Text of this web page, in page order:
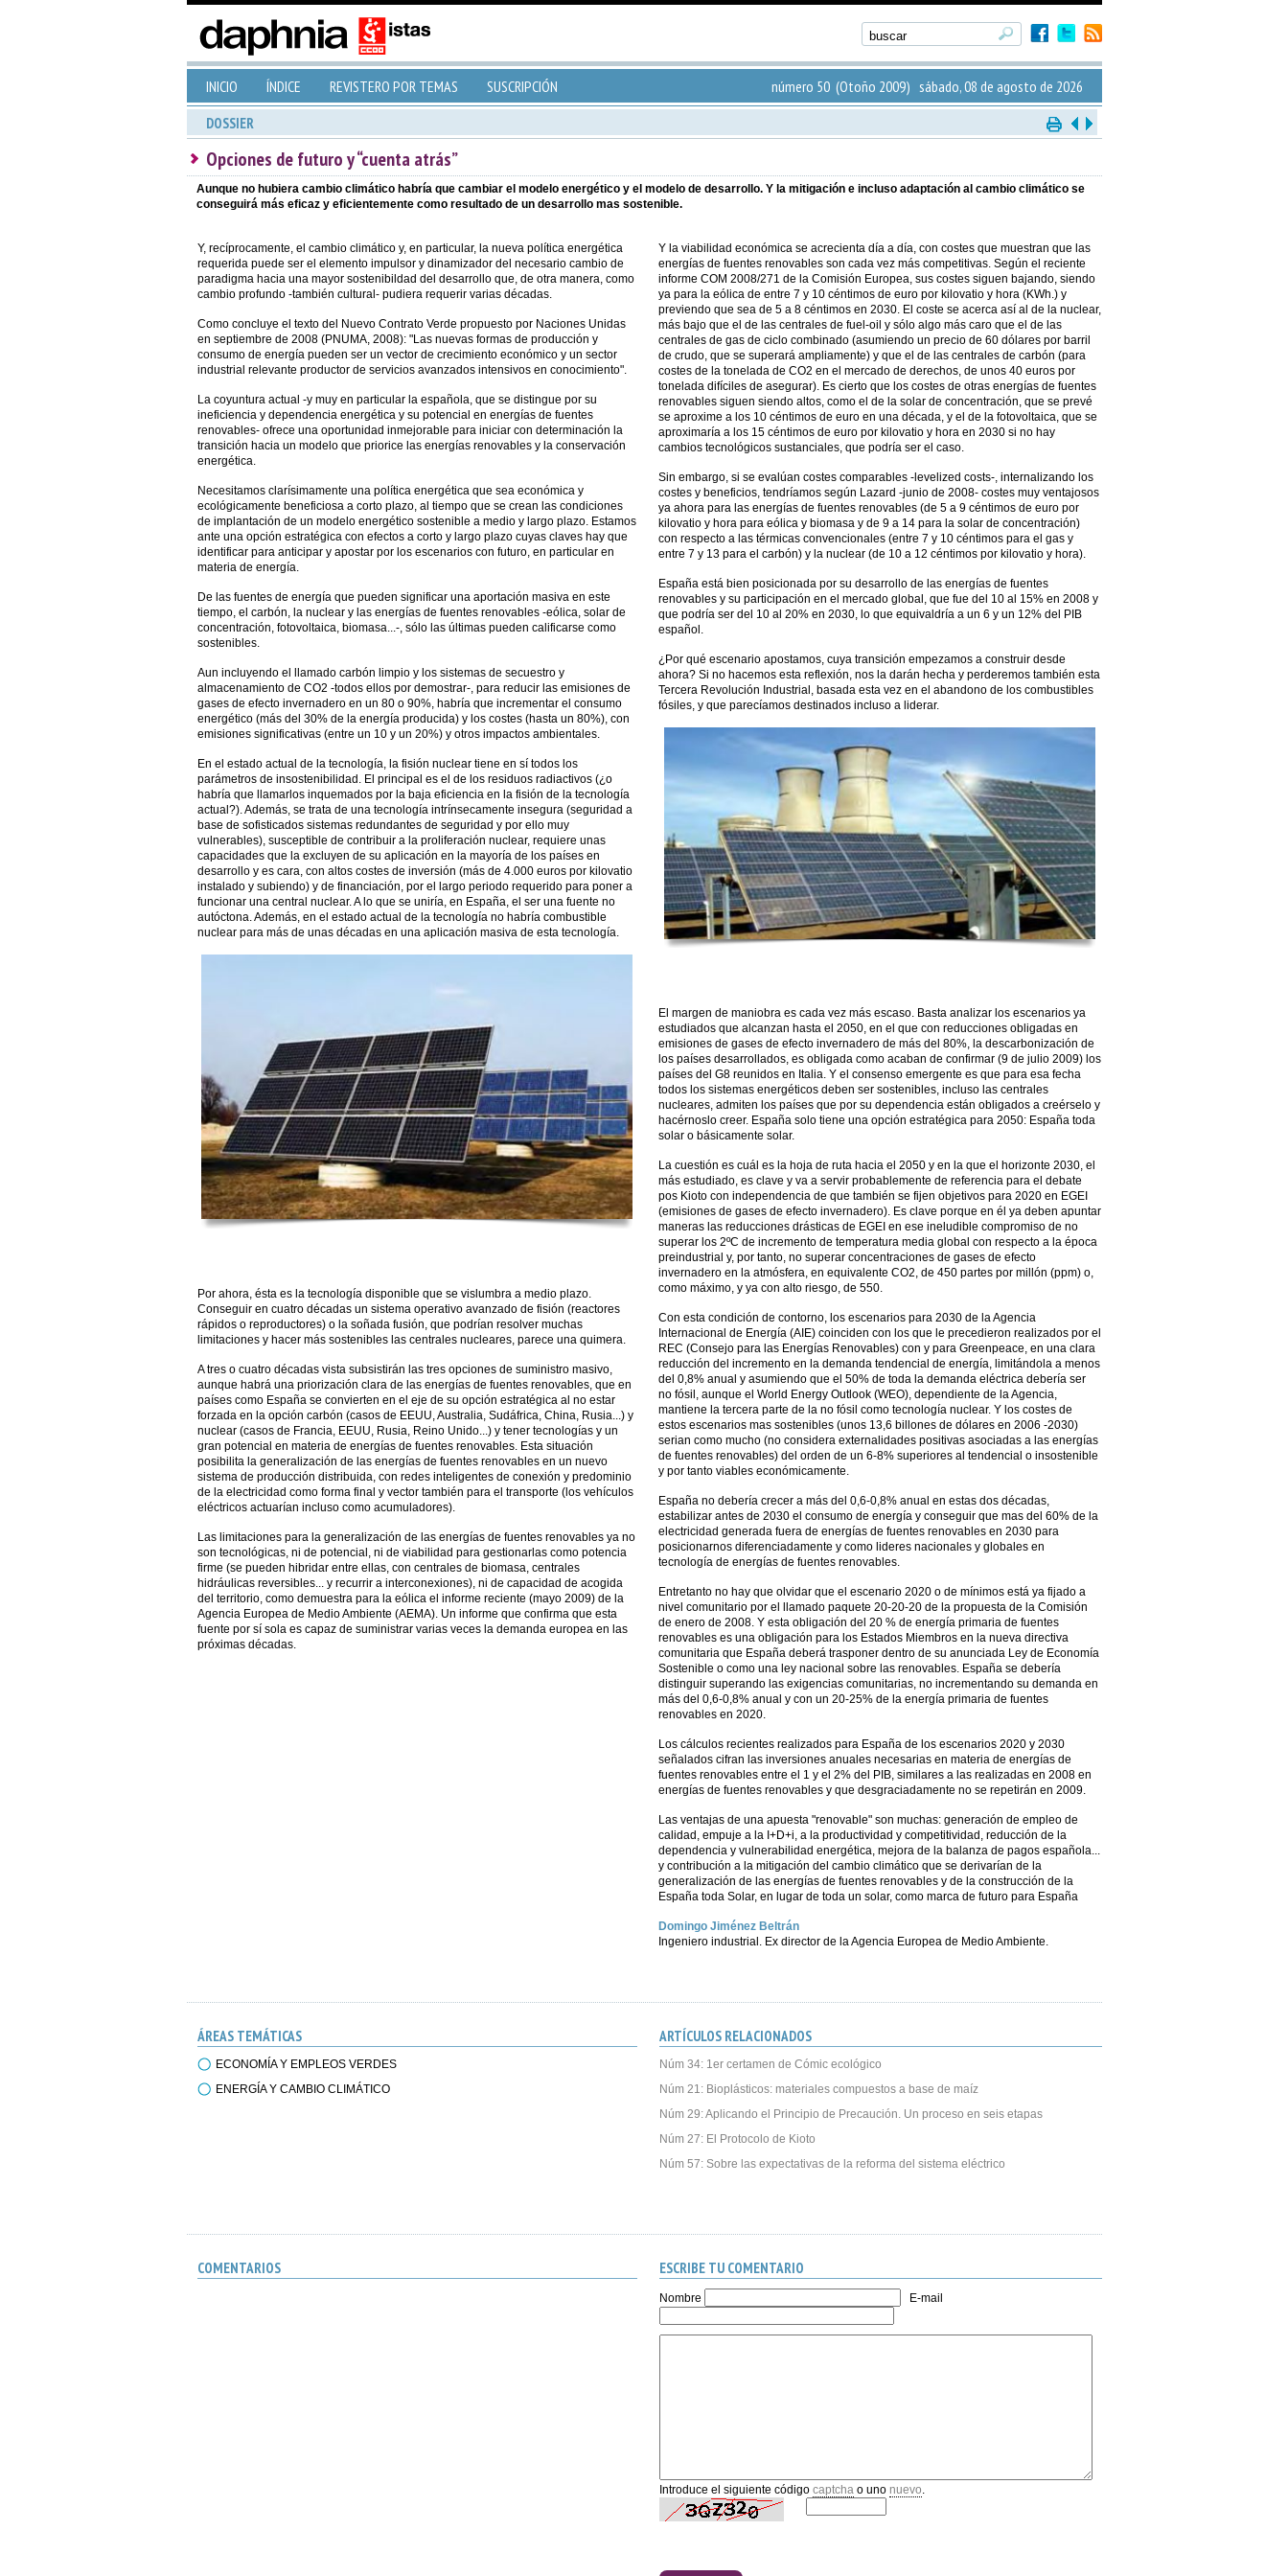
INICIO ÍNDICE REVISTERO POR TEMAS SUSCRIPCIÓN número 50 (Otoño 2009) sábado, 08 de agosto de 2026
DOSSIER
Opciones de futuro y “cuenta atrás”
Aunque no hubiera cambio climático habría que cambiar el modelo energético y el modelo de desarrollo. Y la mitigación e incluso adaptación al cambio climático se
conseguirá más eficaz y eficientemente como resultado de un desarrollo mas sostenible.
Y, recíprocamente, el cambio climático y, en particular, la nueva política energética
requerida puede ser el elemento impulsor y dinamizador del necesario cambio de
paradigma hacia una mayor sostenibildad del desarrollo que, de otra manera, como
cambio profundo -también cultural- pudiera requerir varias décadas.
Como concluye el texto del Nuevo Contrato Verde propuesto por Naciones Unidas
en septiembre de 2008 (PNUMA, 2008): "Las nuevas formas de producción y
consumo de energía pueden ser un vector de crecimiento económico y un sector
industrial relevante productor de servicios avanzados intensivos en conocimiento".
La coyuntura actual -y muy en particular la española, que se distingue por su
ineficiencia y dependencia energética y su potencial en energías de fuentes
renovables- ofrece una oportunidad inmejorable para iniciar con determinación la
transición hacia un modelo que priorice las energías renovables y la conservación
energética.
Necesitamos clarísimamente una política energética que sea económica y
ecológicamente beneficiosa a corto plazo, al tiempo que se crean las condiciones
de implantación de un modelo energético sostenible a medio y largo plazo. Estamos
ante una opción estratégica con efectos a corto y largo plazo cuyas claves hay que
identificar para anticipar y apostar por los escenarios con futuro, en particular en
materia de energía.
De las fuentes de energía que pueden significar una aportación masiva en este
tiempo, el carbón, la nuclear y las energías de fuentes renovables -eólica, solar de
concentración, fotovoltaica, biomasa...-, sólo las últimas pueden calificarse como
sostenibles.
Aun incluyendo el llamado carbón limpio y los sistemas de secuestro y
almacenamiento de CO2 -todos ellos por demostrar-, para reducir las emisiones de
gases de efecto invernadero en un 80 o 90%, habría que incrementar el consumo
energético (más del 30% de la energía producida) y los costes (hasta un 80%), con
emisiones significativas (entre un 10 y un 20%) y otros impactos ambientales.
En el estado actual de la tecnología, la fisión nuclear tiene en sí todos los
parámetros de insostenibilidad. El principal es el de los residuos radiactivos (¿o
habría que llamarlos inquemados por la baja eficiencia en la fisión de la tecnología
actual?). Además, se trata de una tecnología intrínsecamente insegura (seguridad a
base de sofisticados sistemas redundantes de seguridad y por ello muy
vulnerables), susceptible de contribuir a la proliferación nuclear, requiere unas
capacidades que la excluyen de su aplicación en la mayoría de los países en
desarrollo y es cara, con altos costes de inversión (más de 4.000 euros por kilovatio
instalado y subiendo) y de financiación, por el largo periodo requerido para poner a
funcionar una central nuclear. A lo que se uniría, en España, el ser una fuente no
autóctona. Además, en el estado actual de la tecnología no habría combustible
nuclear para más de unas décadas en una aplicación masiva de esta tecnología.
Por ahora, ésta es la tecnología disponible que se vislumbra a medio plazo.
Conseguir en cuatro décadas un sistema operativo avanzado de fisión (reactores
rápidos o reproductores) o la soñada fusión, que podrían resolver muchas
limitaciones y hacer más sostenibles las centrales nucleares, parece una quimera.
A tres o cuatro décadas vista subsistirán las tres opciones de suministro masivo,
aunque habrá una priorización clara de las energías de fuentes renovables, que en
países como España se convierten en el eje de su opción estratégica al no estar
forzada en la opción carbón (casos de EEUU, Australia, Sudáfrica, China, Rusia...) y
nuclear (casos de Francia, EEUU, Rusia, Reino Unido...) y tener tecnologías y un
gran potencial en materia de energías de fuentes renovables. Esta situación
posibilita la generalización de las energías de fuentes renovables en un nuevo
sistema de producción distribuida, con redes inteligentes de conexión y predominio
de la electricidad como forma final y vector también para el transporte (los vehículos
eléctricos actuarían incluso como acumuladores).
Las limitaciones para la generalización de las energías de fuentes renovables ya no
son tecnológicas, ni de potencial, ni de viabilidad para gestionarlas como potencia
firme (se pueden hibridar entre ellas, con centrales de biomasa, centrales
hidráulicas reversibles... y recurrir a interconexiones), ni de capacidad de acogida
del territorio, como demuestra para la eólica el informe reciente (mayo 2009) de la
Agencia Europea de Medio Ambiente (AEMA). Un informe que confirma que esta
fuente por sí sola es capaz de suministrar varias veces la demanda europea en las
próximas décadas.
Y la viabilidad económica se acrecienta día a día, con costes que muestran que las
energías de fuentes renovables son cada vez más competitivas. Según el reciente
informe COM 2008/271 de la Comisión Europea, sus costes siguen bajando, siendo
ya para la eólica de entre 7 y 10 céntimos de euro por kilovatio y hora (KWh.) y
previendo que sea de 5 a 8 céntimos en 2030. El coste se acerca así al de la nuclear,
más bajo que el de las centrales de fuel-oil y sólo algo más caro que el de las
centrales de gas de ciclo combinado (asumiendo un precio de 60 dólares por barril
de crudo, que se superará ampliamente) y que el de las centrales de carbón (para
costes de la tonelada de CO2 en el mercado de derechos, de unos 40 euros por
tonelada difíciles de asegurar). Es cierto que los costes de otras energías de fuentes
renovables siguen siendo altos, como el de la solar de concentración, que se prevé
se aproxime a los 10 céntimos de euro en una década, y el de la fotovoltaica, que se
aproximaría a los 15 céntimos de euro por kilovatio y hora en 2030 si no hay
cambios tecnológicos sustanciales, que podría ser el caso.
Sin embargo, si se evalúan costes comparables -levelized costs-, internalizando los
costes y beneficios, tendríamos según Lazard -junio de 2008- costes muy ventajosos
ya ahora para las energías de fuentes renovables (de 5 a 9 céntimos de euro por
kilovatio y hora para eólica y biomasa y de 9 a 14 para la solar de concentración)
con respecto a las térmicas convencionales (entre 7 y 10 céntimos para el gas y
entre 7 y 13 para el carbón) y la nuclear (de 10 a 12 céntimos por kilovatio y hora).
España está bien posicionada por su desarrollo de las energías de fuentes
renovables y su participación en el mercado global, que fue del 10 al 15% en 2008 y
que podría ser del 10 al 20% en 2030, lo que equivaldría a un 6 y un 12% del PIB
español.
¿Por qué escenario apostamos, cuya transición empezamos a construir desde
ahora? Si no hacemos esta reflexión, nos la darán hecha y perderemos también esta
Tercera Revolución Industrial, basada esta vez en el abandono de los combustibles
fósiles, y que parecíamos destinados incluso a liderar.
El margen de maniobra es cada vez más escaso. Basta analizar los escenarios ya
estudiados que alcanzan hasta el 2050, en el que con reducciones obligadas en
emisiones de gases de efecto invernadero de más del 80%, la descarbonización de
los países desarrollados, es obligada como acaban de confirmar (9 de julio 2009) los
países del G8 reunidos en Italia. Y el consenso emergente es que para esa fecha
todos los sistemas energéticos deben ser sostenibles, incluso las centrales
nucleares, admiten los países que por su dependencia están obligados a creérselo y
hacérnoslo creer. España solo tiene una opción estratégica para 2050: España toda
solar o básicamente solar.
La cuestión es cuál es la hoja de ruta hacia el 2050 y en la que el horizonte 2030, el
más estudiado, es clave y va a servir probablemente de referencia para el debate
pos Kioto con independencia de que también se fijen objetivos para 2020 en EGEI
(emisiones de gases de efecto invernadero). Es clave porque en él ya deben apuntar
maneras las reducciones drásticas de EGEI en ese ineludible compromiso de no
superar los 2ºC de incremento de temperatura media global con respecto a la época
preindustrial y, por tanto, no superar concentraciones de gases de efecto
invernadero en la atmósfera, en equivalente CO2, de 450 partes por millón (ppm) o,
como máximo, y ya con alto riesgo, de 550.
Con esta condición de contorno, los escenarios para 2030 de la Agencia
Internacional de Energía (AIE) coinciden con los que le precedieron realizados por el
REC (Consejo para las Energías Renovables) con y para Greenpeace, en una clara
reducción del incremento en la demanda tendencial de energía, limitándola a menos
del 0,8% anual y asumiendo que el 50% de toda la demanda eléctrica debería ser
no fósil, aunque el World Energy Outlook (WEO), dependiente de la Agencia,
mantiene la tercera parte de la no fósil como tecnología nuclear. Y los costes de
estos escenarios mas sostenibles (unos 13,6 billones de dólares en 2006 -2030)
serian como mucho (no considera externalidades positivas asociadas a las energías
de fuentes renovables) del orden de un 6-8% superiores al tendencial o insostenible
y por tanto viables económicamente.
España no debería crecer a más del 0,6-0,8% anual en estas dos décadas,
estabilizar antes de 2030 el consumo de energía y conseguir que mas del 60% de la
electricidad generada fuera de energías de fuentes renovables en 2030 para
posicionarnos diferenciadamente y como lideres nacionales y globales en
tecnología de energías de fuentes renovables.
Entretanto no hay que olvidar que el escenario 2020 o de mínimos está ya fijado a
nivel comunitario por el llamado paquete 20-20-20 de la propuesta de la Comisión
de enero de 2008. Y esta obligación del 20 % de energía primaria de fuentes
renovables es una obligación para los Estados Miembros en la nueva directiva
comunitaria que España deberá trasponer dentro de su anunciada Ley de Economía
Sostenible o como una ley nacional sobre las renovables. España se debería
distinguir superando las exigencias comunitarias, no incrementando su demanda en
más del 0,6-0,8% anual y con un 20-25% de la energía primaria de fuentes
renovables en 2020.
Los cálculos recientes realizados para España de los escenarios 2020 y 2030
señalados cifran las inversiones anuales necesarias en materia de energías de
fuentes renovables entre el 1 y el 2% del PIB, similares a las realizadas en 2008 en
energías de fuentes renovables y que desgraciadamente no se repetirán en 2009.
Las ventajas de una apuesta "renovable" son muchas: generación de empleo de
calidad, empuje a la I+D+i, a la productividad y competitividad, reducción de la
dependencia y vulnerabilidad energética, mejora de la balanza de pagos española...
y contribución a la mitigación del cambio climático que se derivarían de la
generalización de las energías de fuentes renovables y de la construcción de la
España toda Solar, en lugar de toda un solar, como marca de futuro para España
Domingo Jiménez Beltrán
Ingeniero industrial. Ex director de la Agencia Europea de Medio Ambiente.
ÁREAS TEMÁTICAS
ECONOMÍA Y EMPLEOS VERDES
ENERGÍA Y CAMBIO CLIMÁTICO
ARTÍCULOS RELACIONADOS
Núm 34: 1er certamen de Cómic ecológico
Núm 21: Bioplásticos: materiales compuestos a base de maíz
Núm 29: Aplicando el Principio de Precaución. Un proceso en seis etapas
Núm 27: El Protocolo de Kioto
Núm 57: Sobre las expectativas de la reforma del sistema eléctrico
COMENTARIOS ESCRIBE TU COMENTARIO
Nombre E-mail
Introduce el siguiente código captchao uno nuevo.